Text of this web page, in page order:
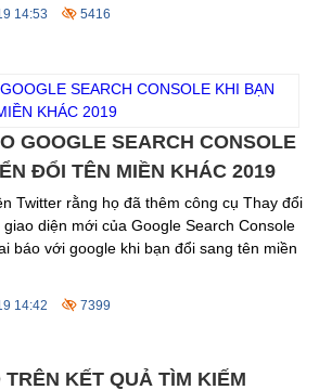
14:53 5416
GOOGLE SEARCH CONSOLE
ĐỔI TÊN MIỀN KHÁC 2019
Twitter rằng họ đã thêm công cụ Thay đổi
diện mới của Google Search Console
báo với google khi bạn đổi sang tên miền
14:42 7399
KẾT QUẢ TÌM KIẾM